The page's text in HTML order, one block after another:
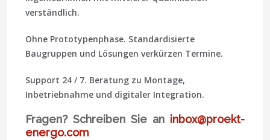
verständlich.
Ohne Prototypenphase. Standardisierte
Baugruppen und Lösungen verkürzen Termine.
Support 24 / 7. Beratung zu Montage,
Inbetriebnahme und digitaler Integration.
Fragen? Schreiben Sie an inbox@proekt-
energo.com